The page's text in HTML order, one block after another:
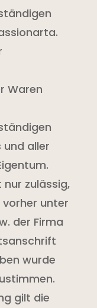
Waren
und aller
zulässig,
unter
der Firma
wurde
gilt die